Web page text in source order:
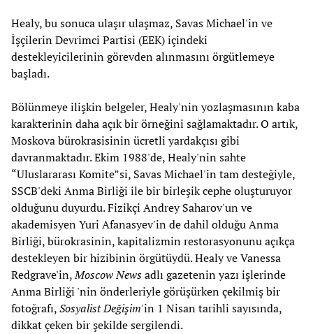
Healy, bu sonuca ulaşır ulaşmaz, Savas Michael'in ve
İşçilerin Devrimci Partisi (EEK) içindeki
destekleyicilerinin görevden alınmasını örgütlemeye
başladı.
Bölünmeye ilişkin belgeler, Healy'nin yozlaşmasının kaba
karakterinin daha açık bir örneğini sağlamaktadır. O artık,
Moskova bürokrasisinin ücretli yardakçısı gibi
davranmaktadır. Ekim 1988'de, Healy'nin sahte
“Uluslararası Komite”si, Savas Michael'in tam desteğiyle,
SSCB'deki Anma Birliği ile bir birleşik cephe oluşturuyor
olduğunu duyurdu. Fizikçi Andrey Saharov'un ve
akademisyen Yuri Afanasyev'in de dahil olduğu Anma
Birliği, bürokrasinin, kapitalizmin restorasyonunu açıkça
destekleyen bir hizibinin örgütüydü. Healy ve Vanessa
Redgrave'in,Moscow Newsadlı gazetenin yazı işlerinde
Anma Birliği 'nin önderleriyle görüşürken çekilmiş bir
fotoğrafı,Sosyalist Değişim'in 1 Nisan tarihli sayısında,
dikkat çeken bir şekilde sergilendi.